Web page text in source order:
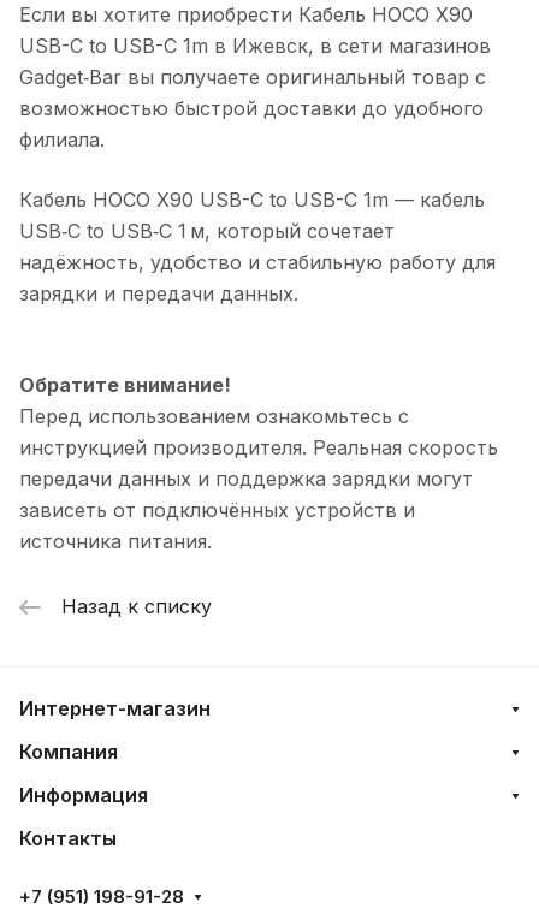
Если вы хотите приобрести Кабель HOCO X90
USB-C to USB-C 1m в Ижевск, в сети магазинов
Gadget‑Bar вы получаете оригинальный товар с
возможностью быстрой доставки до удобного
филиала.
Кабель HOCO X90 USB-C to USB-C 1m — кабель
USB‑C to USB‑C 1 м, который сочетает
надёжность, удобство и стабильную работу для
зарядки и передачи данных.
Обратите внимание!
Перед использованием ознакомьтесь с
инструкцией производителя. Реальная скорость
передачи данных и поддержка зарядки могут
зависеть от подключённых устройств и
источника питания.
Назад к списку
Интернет-магазин
Компания
Информация
Контакты
+7 (951) 198-91-28